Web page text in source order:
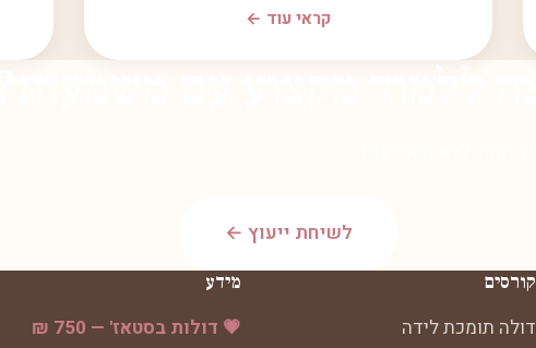
קראי עוד ←
לשיחת ייעוץ ←
קורסים
דולה תומכת לידה
מידע
💗 דולות בסטאז' — 750 ₪